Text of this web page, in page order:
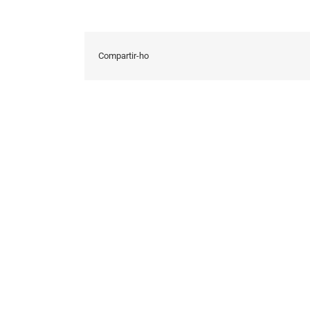
Compartir-ho